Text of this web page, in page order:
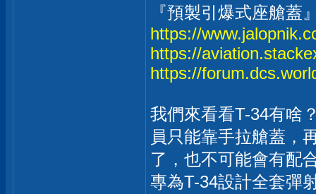
『預製引爆式座艙
https://
https://
https://
我們來看看T-34有啥
員只能靠手拉艙蓋，
了，也不可能會有配
專為T-34設計全套彈